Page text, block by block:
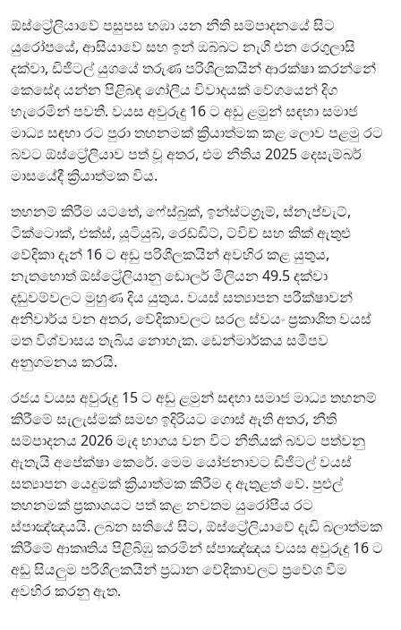
ඕස්ට්‍රේලියාවේ පසුපස හඹා යන නීති සම්පාදනයේ සිට
යුරෝපයේ, ආසියාවේ සහ ඉන් ඔබ්බට නැගී එන රෙගුලාසි
දක්වා, ඩිජිටල් යුගයේ තරුණ පරිශීලකයින් ආරක්ෂා කරන්නේ
කෙසේද යන්න පිළිබඳ ගෝලීය විවාදයක් වේගයෙන් දිග
හැරෙමින් පවතී. වයස අවුරුදු 16 ට අඩු ළමුන් සඳහා සමාජ
මාධ්‍ය සඳහා රට පුරා තහනමක් ක්‍රියාත්මක කළ ලොව පළමු රට
බවට ඕස්ට්‍රේලියාව පත් වූ අතර, එම නීතිය 2025 දෙසැම්බර්
මාසයේදී ක්‍රියාත්මක විය.
තහනම් කිරීම යටතේ, ෆේස්බුක්, ඉන්ස්ටග්‍රෑම්, ස්නැප්චැට්,
ටික්ටොක්, එක්ස්, යූටියුබ්, රෙඩ්ඩිට්, ට්විච් සහ කික් ඇතුළු
වේදිකා දැන් 16 ට අඩු පරිශීලකයින් අවහිර කළ යුතුය,
නැතහොත් ඕස්ට්‍රේලියානු ඩොලර් මිලියන 49.5 දක්වා
දඬුවම්වලට මුහුණ දිය යුතුය. වයස් සත්‍යාපන පරීක්ෂාවන්
අනිවාර්ය වන අතර, වේදිකාවලට සරල ස්වයං ප්‍රකාශිත වයස්
මත විශ්වාසය තැබිය නොහැක. ඩෙන්මාර්කය සමීපව
අනුගමනය කරයි.
රජය වයස අවුරුදු 15 ට අඩු ළමුන් සඳහා සමාජ මාධ්‍ය තහනම්
කිරීමේ සැලැස්මක් සමඟ ඉදිරියට ගොස් ඇති අතර, නීති
සම්පාදනය 2026 මැද භාගය වන විට නීතියක් බවට පත්වනු
ඇතැයි අපේක්ෂා කෙරේ. මෙම යෝජනාවට ඩිජිටල් වයස්
සත්‍යාපන යෙදුමක් ක්‍රියාත්මක කිරීම ද ඇතුළත් වේ. පුළුල්
තහනමක් ප්‍රකාශයට පත් කළ නවතම යුරෝපීය රට
ස්පාඤ්ඤයයි. ලබන සතියේ සිට, ඕස්ට්‍රේලියාවේ දැඩි බලාත්මක
කිරීමේ ආකෘතිය පිළිබිඹු කරමින් ස්පාඤ්ඤය වයස අවුරුදු 16 ට
අඩු සියලුම පරිශීලකයින් ප්‍රධාන වේදිකාවලට ප්‍රවේශ වීම
අවහිර කරනු ඇත.